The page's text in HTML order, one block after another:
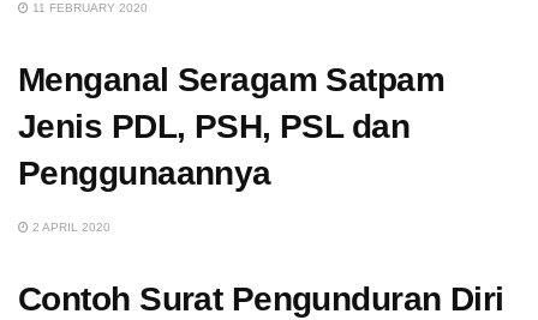
11 FEBRUARY 2020
Menganal Seragam Satpam
Jenis PDL, PSH, PSL dan
Penggunaannya
2 APRIL 2020
Contoh Surat Pengunduran Diri